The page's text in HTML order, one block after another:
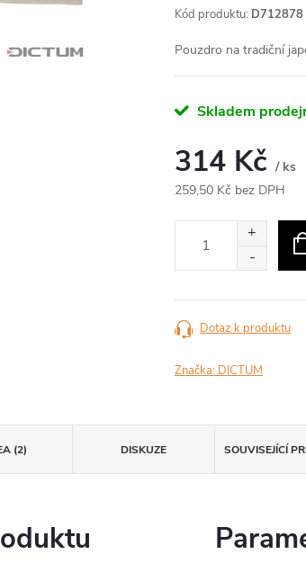
Kód produktu: D712878
Pouzdro na tradiční
Skladem
314 Kč / ks
259,50 Kč bez DPH
Dotaz k produktu
Značka: DICTUM
(2) DISKUZE SOUVISEJÍCÍ